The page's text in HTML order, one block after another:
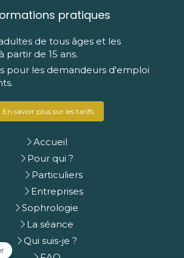
pratiques
de tous âges et les
partir de 15 ans.
pour les demandeurs d'emploi
En savoir plus sur les tarifs
Accueil
Pour qui ?
Particuliers
Entreprises
Sophrologie
La séance
Qui suis-je ?